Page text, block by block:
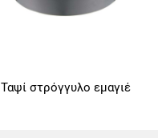
Ταψί στρόγγυλο εμαγιέ